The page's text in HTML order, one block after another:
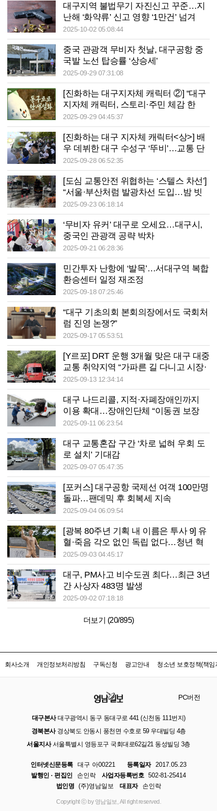
대구지역 불법무기 자진신고 꾸준…지
난해 ‘화약류’ 신고 영향 ‘1만건’ 넘겨
2025-10-02 05:08:44
중국 관광객 무비자 첫날, 대구공항 중
국발 노선 탑승률 ‘상승세’
2025-09-29 07:31:08
[진화하는 대구지자체 캐릭터 ②] “대구
지자체 캐릭터, 스토리·주민 체감 한
계…관광 콘텐츠로 확장 제한적”
2025-09-29 04:45:37
[진화하는 대구 지자체 캐릭터<상>] 배
우 데뷔한 대구 수성구 ‘뚜비’…교통 단
속하는 달서구 ‘달수·달희’
2025-09-28 06:52:35
[도심 교통안전 위협하는 ‘스텔스 차선’]
“서울·부산처럼 발광차선 도입…밤 빗
길 ‘깜깜이 운전’ 끝내자”
2025-09-23 06:18:14
‘무비자 유커’ 대구로 오세요…대구시,
중국인 관광객 공략 박차
2025-09-21 06:28:36
민간투자 난항에 ‘발목’…서대구역 복합
환승센터 일정 재조정
2025-09-18 07:25:46
“대구 기초의회 본회의장에서도 국회처
럼 진영 논쟁?”
2025-09-17 05:53:51
[Y르포] DRT 운행 3개월 맞은 대구 대중
교통 취약지역 “가파른 길 다니고 시장·
병원까지…DRT가 우리 동네 효자”
2025-09-13 12:34:14
대구 나드리콜, 지적·자폐장애인까지
이용 확대…장애인단체 “이동권 보장
첫걸음”
2025-09-11 06:23:54
대구 교통혼잡 구간 ‘차로 넓혀 우회 도
로 설치’ 기대감
2025-09-07 05:47:35
[포커스] 대구공항 국제선 여객 100만명
돌파…팬데믹 후 회복세 지속
2025-09-04 06:09:54
[광복 80주년 기획 내 이름은 투사 9] 유
혈·죽음 각오 없인 독립 없다…청년 혁
명가, 日帝에 선전포고
2025-09-03 04:45:17
대구, PM사고 비수도권 최다…최근 3년
간 사상자 483명 발생
2025-09-02 07:18:18
더보기 (20/895)
회사소개 개인정보처리방침 구독신청 광고안내 청소년 보호정책(책임
PC버전
대구본사대구광역시 동구 동대구로 441 (신천동 111번지)
경북본사경상북도 안동시 풍천면 수호로 59 우대빌딩 4층
서울지사서울특별시 영등포구 국회대로62길21 동성빌딩 3층
인터넷신문등록 대구 아00221 등록일자
2017.05.23
발행인 · 편집인
손인락 사업자등록번호 502-81-25414
법인명 (주)영남일보 대표자 손인락
Copyright ⓒ by 영남일보, All right reserved.